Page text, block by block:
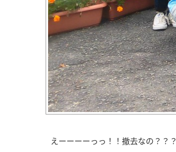
えーーーーっっ！！撤去なの？？？